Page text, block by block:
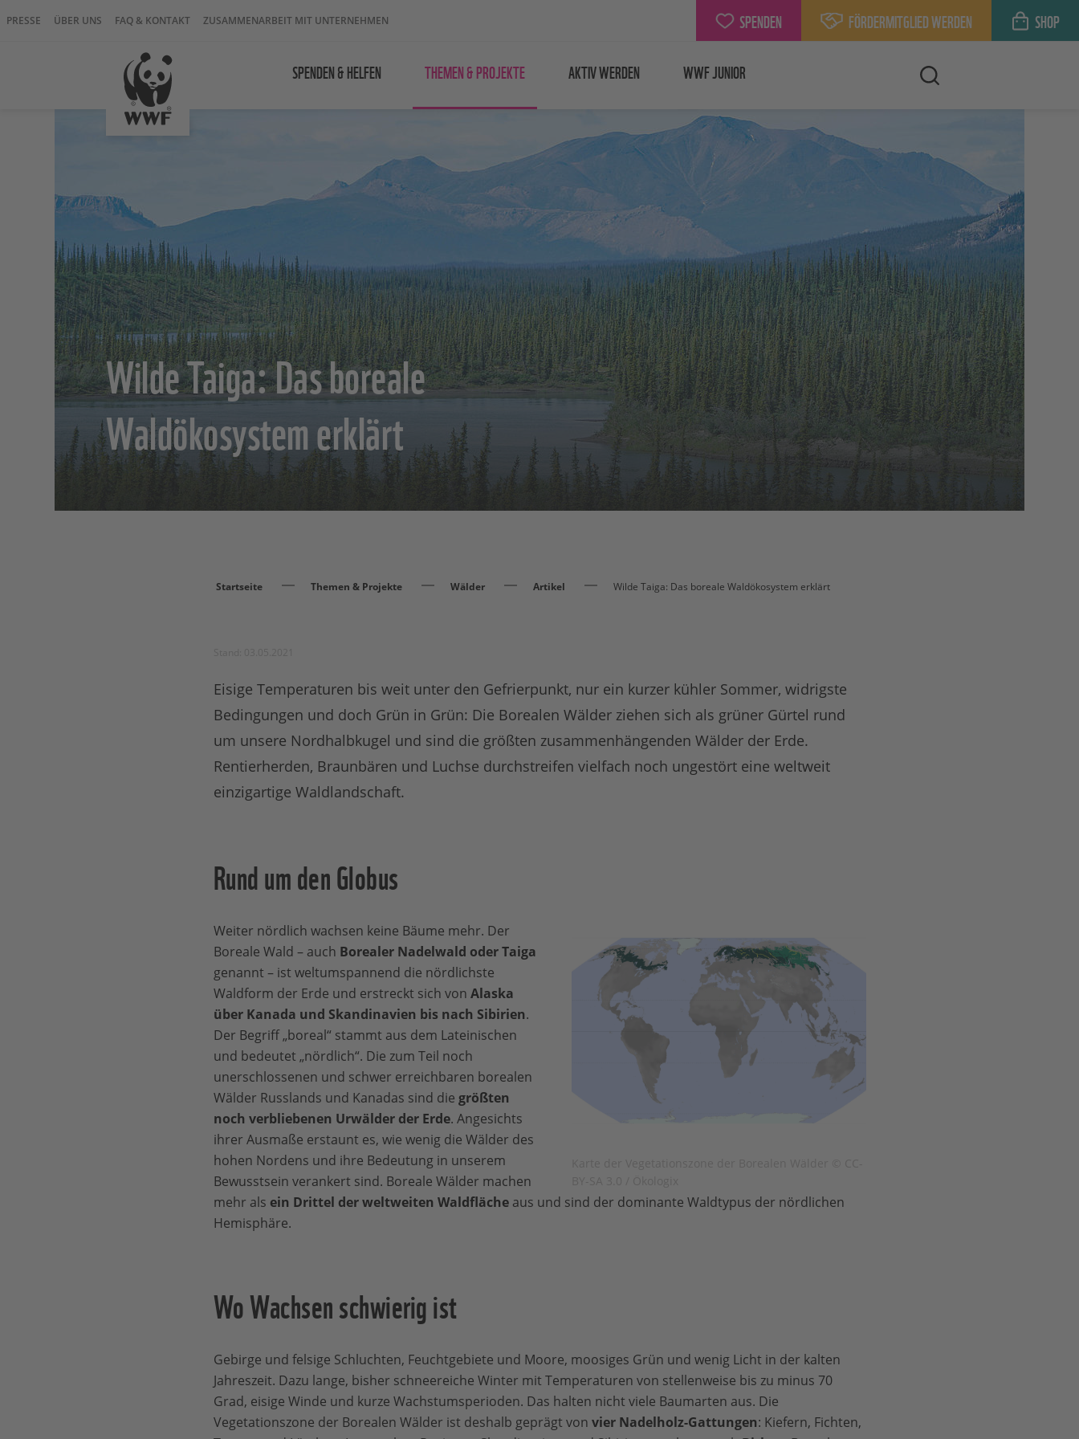
PRESSE ÜBER UNS FAQ & KONTAKT ZUSAMMENARBEIT MIT UNTERNEHMEN SPENDEN FÖRDERMITGLIED WERDEN SHOP
SPENDEN & HELFEN THEMEN & PROJEKTE AKTIV WERDEN WWF JUNIOR
Wilde Taiga: Das boreale
Waldökosystem erklärt
Startseite Themen & Projekte Wälder Artikel Wilde Taiga: Das boreale Waldökosystem erklärt
Eisige Temperaturen bis weit unter den Gefrierpunkt, nur ein kurzer kühler Sommer, widrigste
Bedingungen und doch Grün in Grün: Die Borealen Wälder ziehen sich als grüner Gürtel rund
um unsere Nordhalbkugel und sind die größten zusammenhängenden Wälder der Erde.
Rentierherden, Braunbären und Luchse durchstreifen vielfach noch ungestört eine weltweit
einzigartige Waldlandschaft.
Rund um den Globus
Weiter nördlich wachsen keine Bäume mehr. Der
Boreale Wald – auch Borealer Nadelwald oder Taiga
genannt – ist weltumspannend die nördlichste
Waldform der Erde und erstreckt sich von Alaska
über Kanada und Skandinavien bis nach Sibirien.
Der Begriff „boreal“ stammt aus dem Lateinischen
und bedeutet „nördlich“. Die zum Teil noch
unerschlossenen und schwer erreichbaren borealen
Wälder Russlands und Kanadas sind die größten
noch verbliebenen Urwälder der Erde. Angesichts
ihrer Ausmaße erstaunt es, wie wenig die Wälder des
hohen Nordens und ihre Bedeutung in unserem
Bewusstsein verankert sind. Boreale Wälder machen
mehr als ein Drittel der weltweiten Waldflächeaus und sind der dominante Waldtypus der nördlichen
Hemisphäre.
Wo Wachsen schwierig ist
Gebirge und felsige Schluchten, Feuchtgebiete und Moore, moosiges Grün und wenig Licht in der kalten
Jahreszeit. Dazu lange, bisher schneereiche Winter mit Temperaturen von stellenweise bis zu minus 70
Grad, eisige Winde und kurze Wachstumsperioden. Das halten nicht viele Baumarten aus. Die
Vegetationszone der Borealen Wälder ist deshalb geprägt von vier Nadelholz-Gattungen: Kiefern, Fichten,